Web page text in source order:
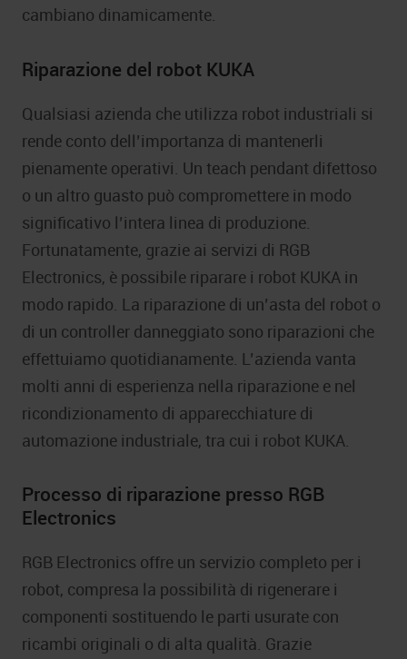
cambiano dinamicamente.
Riparazione del robot KUKA
Qualsiasi azienda che utilizza robot industriali si
rende conto dell’importanza di mantenerli
pienamente operativi. Un teach pendant difettoso
o un altro guasto può compromettere in modo
significativo l’intera linea di produzione.
Fortunatamente, grazie ai servizi di RGB
Electronics, è possibile riparare i robot KUKA in
modo rapido. La riparazione di un’asta del robot o
di un controller danneggiato sono riparazioni che
effettuiamo quotidianamente. L’azienda vanta
molti anni di esperienza nella riparazione e nel
ricondizionamento di apparecchiature di
automazione industriale, tra cui i robot KUKA.
Processo di riparazione presso RGB
Electronics
RGB Electronics offre un servizio completo per i
robot, compresa la possibilità di rigenerare i
componenti sostituendo le parti usurate con
ricambi originali o di alta qualità. Grazie